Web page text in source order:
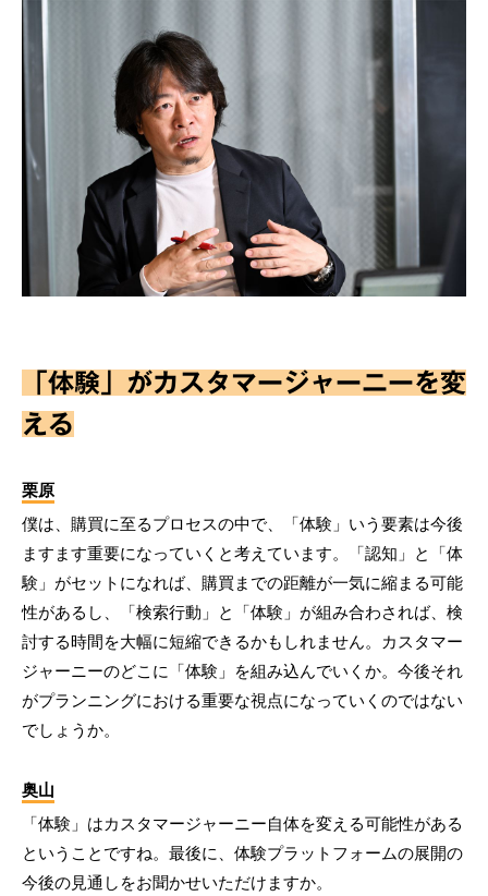
「体験」がカスタマージャーニーを変
える
栗原
僕は、購買に至るプロセスの中で、「体験」いう要素は今後
ますます重要になっていくと考えています。「認知」と「体
験」がセットになれば、購買までの距離が一気に縮まる可能
性があるし、「検索行動」と「体験」が組み合わされば、検
討する時間を大幅に短縮できるかもしれません。カスタマー
ジャーニーのどこに「体験」を組み込んでいくか。今後それ
がプランニングにおける重要な視点になっていくのではない
でしょうか。
奥山
「体験」はカスタマージャーニー自体を変える可能性がある
ということですね。最後に、体験プラットフォームの展開の
今後の見通しをお聞かせいただけますか。